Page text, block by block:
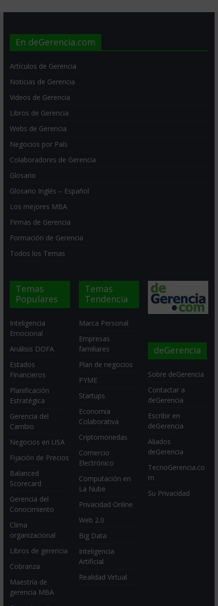
En deGerencia.com
Artículos de Gerencia
Noticias de Gerencia
Videos de Gerencia
Libros de Gerencia
Webs de Gerencia
Negocios por País
Colaboradores de Gerencia
Glosario
Glosario Inglés – Español
Los mejores MBA
Firmas de Gerencia
Formación de Gerencia
Todos los Temas
Temas
Populares
Inteligencia
Emocional
Análisis DOFA
Estados
Financieros
Planificación
Estratégica
Gerencia del
Cambio
Negocios en USA
Fijación de Precios
Balanced
Scorecard
Gerencia del
Conocimiento
Clima
organizacional
Libros de gerencia
Cobranza
Maestría de
gerencia MBA
Temas
Tendencia
Marca Personal
Empresas
familiares
Plan de negocios
PYME
Startups
Economia
Colaborativa
Criptomonedas
Comercio
Electrónico
Computación en
La Nube
Privacidad Online
Web 2.0
Big Data
Inteligencia
Artificial
Realidad Virtual
deGerencia
Sobre deGerencia
Contactar a
deGerencia
Escribir en
deGerencia
Aliados
deGerencia
TecnoGerencia.co
m
Su Privacidad